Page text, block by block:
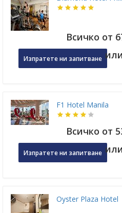
Всичко от
Изпратете ни запитване
F1 Hotel Manila
Всичко от
Изпратете ни запитване
Oyster Plaza Hotel